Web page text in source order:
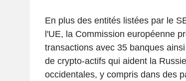
En plus des entités listées par le
l'UE, la Commission européenne
transactions avec 35 banques
de crypto-actifs qui aident la
occidentales, y compris dans des